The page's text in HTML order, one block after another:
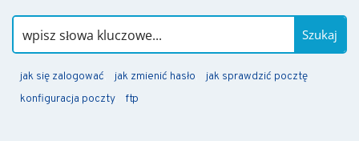
Szukaj
jak się zalogować jak zmienić hasło
jak sprawdzić pocztę
konfiguracja poczty
ftp